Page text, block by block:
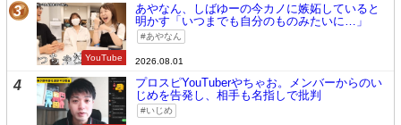
3
YouTube
あやなん、しばゆーの今カノに嫉妬していると
明かす「いつまでも自分のものみたいに…」
あやなん
2026.08.01
4
プロスピYouTuberやちゃお。メンバーからのい
じめを告発し、相手も名指しで批判
いじめ